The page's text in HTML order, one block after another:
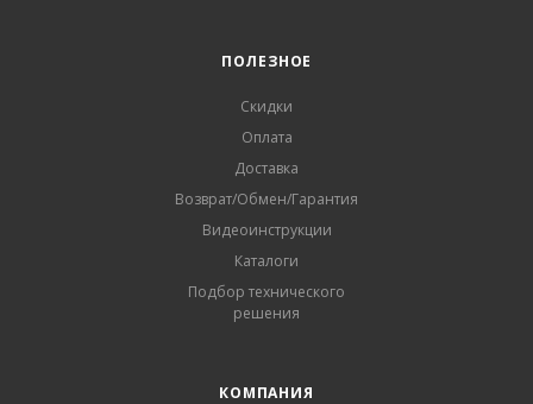
ПОЛЕЗНОЕ
Скидки
Оплата
Доставка
Возврат/Обмен/Гарантия
Видеоинструкции
Каталоги
Подбор технического
решения
КОМПАНИЯ